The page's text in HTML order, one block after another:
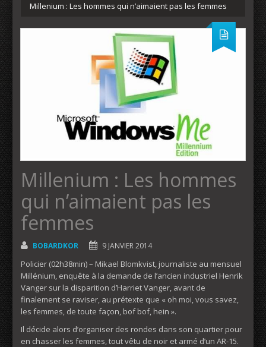
Millenium : Les hommes qui n’aimaient pas les femmes
Millenium : Les hommes
qui n’aimaient pas les
femmes
BOBARDKOR 9 JANVIER 2014
Policier (02h38min) – Mikael Blomkvist, journaliste au mensuel
Millénium, enquête à la demande de l’ancien industriel Henrik
Vanger sur la disparition d’Harriet Vanger, avant de
finalement se raviser, au prétexte que « oh moi, vous savez,
les femmes, de toute façon, bof bof, hein ».
Il décide alors d’organiser des rondes dans son quartier pour
en chasser les femmes, tout vêtu de noir et armé d’un AR-15.